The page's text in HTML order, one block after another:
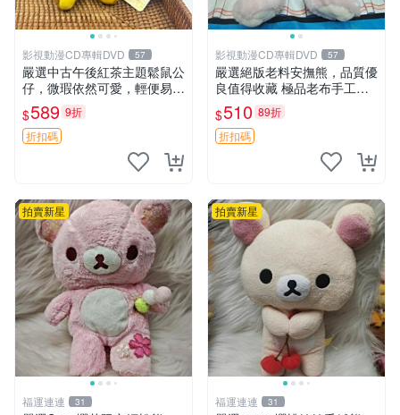
影視動漫CD專輯DVD 57
嚴選中古午後紅茶主題鬆鼠公
仔，微瑕依然可愛，輕便易運
送 二手收藏推薦 工廠直營 快
遞到府 中古 玩偶 公仔
$589 9折
折扣碼
影視動漫CD專輯DVD 57
嚴選絕版老料安撫熊，品質優
良值得收藏 極品老布手工安
撫搖鈴玩具，適合哄睡寶貝
超柔老料搖鈴熊，專為孩子設
計的安心伴護 推薦絕版老布
製工藝搖鈴熊，可當作童
$510 89折
折扣碼
拍賣新星
福運連連 31
拍賣新星
福運連連 31